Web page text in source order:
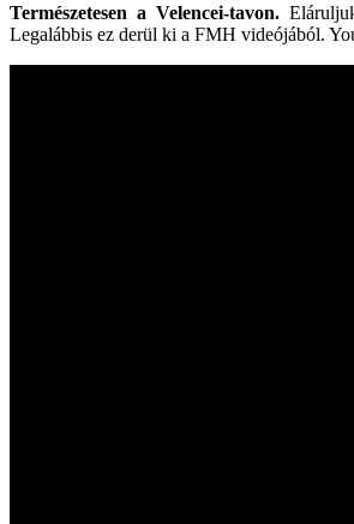
Természetesen a Velencei-tavon.
Legalábbis ez derül ki a FMH videójából.